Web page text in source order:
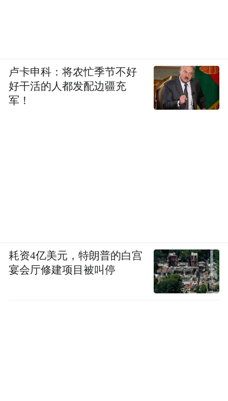
卢卡申科：将农忙季节不好
好干活的人都发配边疆充
军！
耗资4亿美元，特朗普的白宫
宴会厅修建项目被叫停